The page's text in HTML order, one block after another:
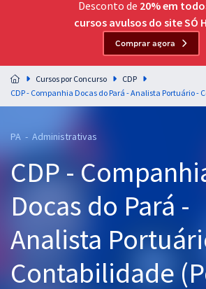
Residências Multiprofissionais
Preparação completa e intensiva para as principais
residências em saúde do Brasil
Cursos 20% OFF
Pós
Graduação
OAB
Desconto de 20% em
cursos avulsos do site SÓ
Comprar agora
Cursos por Concurso
CDP
PA - Administrativas
CDP -
Docas do Pará -
Analista
Contabilidade